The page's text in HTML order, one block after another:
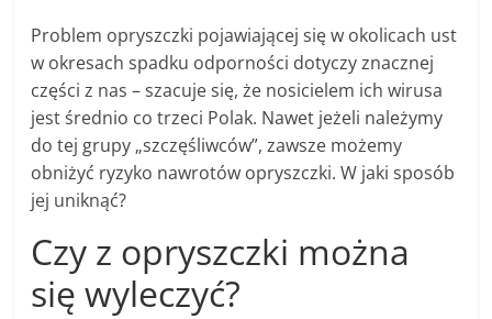
wskazówki
poradniki
na
każdy
temat
Problem opryszczki pojawiającej się w okolicach ust
w okresach spadku odporności dotyczy znacznej
części z nas – szacuje się, że nosicielem ich wirusa
jest średnio co trzeci Polak. Nawet jeżeli należymy
do tej grupy „szczęśliwców”, zawsze możemy
obniżyć ryzyko nawrotów opryszczki. W jaki sposób
jej uniknąć?
Czy z opryszczki można
się wyleczyć?